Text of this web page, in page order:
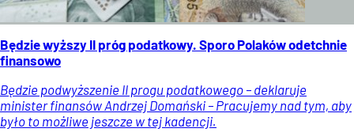
Będzie wyższy II próg podatkowy. Sporo Polaków odetchnie
finansowo
Będzie podwyższenie II progu podatkowego – deklaruje
minister finansów Andrzej Domański – Pracujemy nad tym, aby
było to możliwe jeszcze w tej kadencji.